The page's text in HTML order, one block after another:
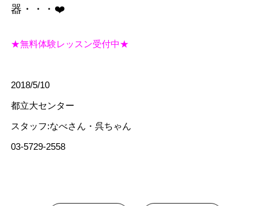
器・・・❤️
★無料体験レッスン受付中★
2018/5/10
都立大センター
スタッフ:なべさん・呉ちゃん
03-5729-2558